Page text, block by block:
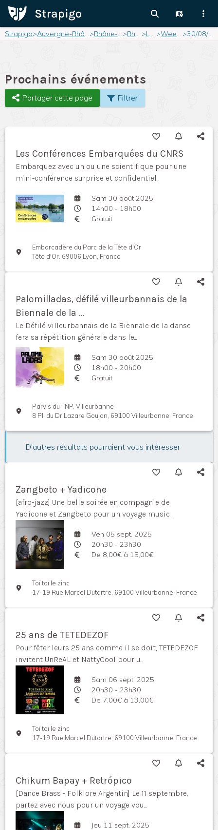
Strapigo> Auvergne-Rhône-Alpes> Rhône-Alpes> Rhône > Lyon > Weekend > 30/08/2025
Prochains événements
Partager cette page Filtrer
Les Conférences Embarquées du CNRS
Embarquez avec un ou une scientifique pour une
mini-conférence surprise et confidentiel...
Sam 30 août 2025
14h00 - 18h00
Gratuit
Embarcadère du Parc de la Tête d'Or
Tête d'Or, 69006 Lyon, France
Palomilladas, défilé villeurbannais de la
Biennale de la ...
Le Défilé villeurbannais de la Biennale de la danse
fera sa répétition générale dans le...
Sam 30 août 2025
18h00 - 20h00
Gratuit
Parvis du TNP, Villeurbanne
8 Pl. du Dr Lazare Goujon, 69100 Villeurbanne, France
D'autres résultats pourraient vous intéresser
Zangbeto + Yadicone
[afro-jazz] Une belle soirée en compagnie de
Yadicone et Zangbeto pour un voyage music...
Ven 05 sept. 2025
20h30 - 23h30
De 8,00€ à 15,00€
Toï toï le zinc
17-19 Rue Marcel Dutartre, 69100 Villeurbanne, France
25 ans de TETEDEZOF
Pour fêter leurs 25 ans comme il se doit, TETEDEZOF
invitent UnReAL et NattyCool pour u...
Sam 06 sept. 2025
20h30 - 23h30
De 7,00€ à 13,00€
Toï toï le zinc
17-19 Rue Marcel Dutartre, 69100 Villeurbanne, France
Chikum Bapay + Retrópico
[Dance Brass - Folklore Argentin] Le 11 septembre,
partez avec nous pour un voyage vou...
Jeu 11 sept. 2025